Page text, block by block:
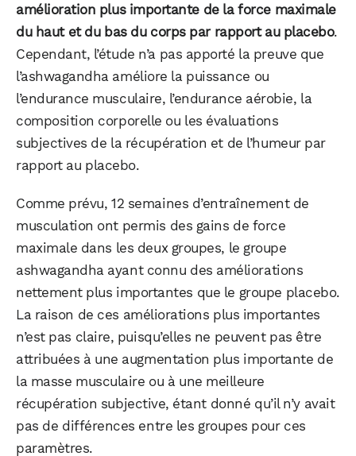
amélioration plus importante de la force maximale
du haut et du bas du corps par rapport au placebo.
Cependant, l’étude n’a pas apporté la preuve que
l’ashwagandha améliore la puissance ou
l’endurance musculaire, l’endurance aérobie, la
composition corporelle ou les évaluations
subjectives de la récupération et de l’humeur par
rapport au placebo.
Comme prévu, 12 semaines d’entraînement de
musculation ont permis des gains de force
maximale dans les deux groupes, le groupe
ashwagandha ayant connu des améliorations
nettement plus importantes que le groupe placebo.
La raison de ces améliorations plus importantes
n’est pas claire, puisqu’elles ne peuvent pas être
attribuées à une augmentation plus importante de
la masse musculaire ou à une meilleure
récupération subjective, étant donné qu’il n’y avait
pas de différences entre les groupes pour ces
paramètres.
WhatsApp Telegram Email
Facebook